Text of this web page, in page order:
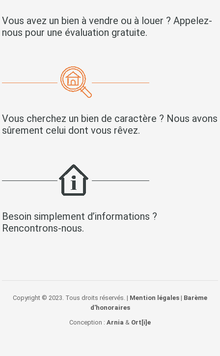
Vous avez un bien à vendre ou à louer ? Appelez-
nous pour une évaluation gratuite.
Vous cherchez un bien de caractère ? Nous avons
sûrement celui dont vous rêvez.
Besoin simplement d’informations ?
Rencontrons-nous.
Copyright © 2023. Tous droits réservés. | Mention légales | Barème
d'honoraires
Conception : Arnia & Ort[i]e